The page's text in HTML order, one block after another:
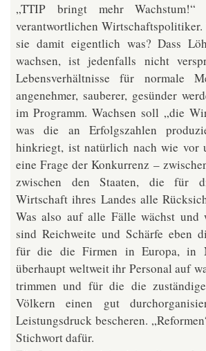
„TTIP bringt mehr Wachstum!“
verantwortlichen Wirtschaftspolitiker.
sie damit eigentlich was? Dass
wachsen, ist jedenfalls nicht
Lebensverhältnisse für normale
angenehmer, sauberer, gesünder
im Programm. Wachsen soll „die
was die an Erfolgszahlen
hinkriegt, ist natürlich nach wie vor
eine Frage der Konkurrenz –
zwischen den Staaten, die für
Wirtschaft ihres Landes alle
Was also auf alle Fälle wächst und
sind Reichweite und Schärfe eben
für die die Firmen in Europa, in
überhaupt weltweit ihr Personal auf
trimmen und für die die
Völkern einen gut
Leistungsdruck bescheren.
Stichwort dafür.